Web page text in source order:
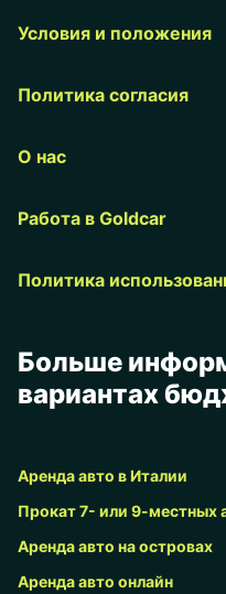
Условия и положения
Политика согласия
О нас
Работа в Goldcar
Политика
Больше
вариантах
Аренда авто в Италии
Прокат 7- или 9-местных
Аренда авто на островах
Аренда авто онлайн